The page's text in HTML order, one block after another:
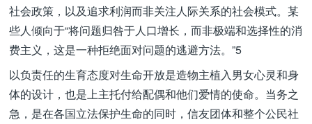
社会政策，以及追求利润而非关注人际关系的社会模式。某
些人倾向于“将问题归咎于人口增长，而非极端和选择性的消
费主义，这是一种拒绝面对问题的逃避方法。”5
以负责任的生育态度对生命开放是造物主植入男女心灵和身
体的设计，也是上主托付给配偶和他们爱情的使命。当务之
急，是在各国立法保护生命的同时，信友团体和整个公民社